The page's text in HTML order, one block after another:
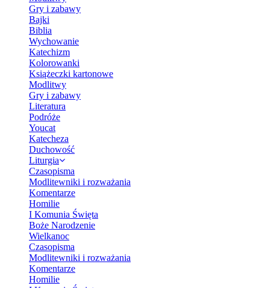
Gry i zabawy
Bajki
Biblia
Wychowanie
Katechizm
Kolorowanki
Książeczki kartonowe
Modlitwy
Gry i zabawy
Literatura
Podróże
Youcat
Katecheza
Duchowość
Liturgia
Czasopisma
Modlitewniki i rozważania
Komentarze
Homilie
I Komunia Święta
Boże Narodzenie
Wielkanoc
Czasopisma
Modlitewniki i rozważania
Komentarze
Homilie